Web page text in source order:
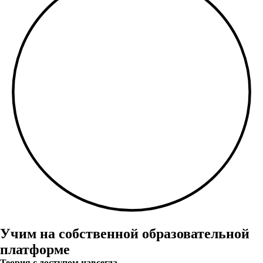
Учим на собственной образовательной
платформе